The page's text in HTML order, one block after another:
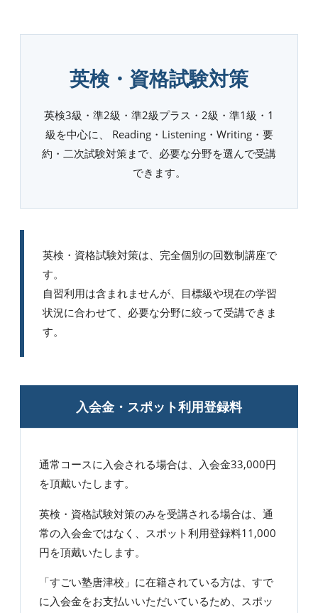
英検・資格試験対策
英検3級・準2級・準2級プラス・2級・準1級・1
級を中心に、 Reading・Listening・Writing・要
約・二次試験対策まで、必要な分野を選んで受講
できます。
英検・資格試験対策は、完全個別の回数制講座で
す。
自習利用は含まれませんが、目標級や現在の学習
状況に合わせて、必要な分野に絞って受講できま
す。
入会金・スポット利用登録料
通常コースに入会される場合は、入会金33,000円
を頂戴いたします。
英検・資格試験対策のみを受講される場合は、通
常の入会金ではなく、スポット利用登録料11,000
円を頂戴いたします。
「すごい塾唐津校」に在籍されている方は、すで
に入会金をお支払いいただいているため、スポッ